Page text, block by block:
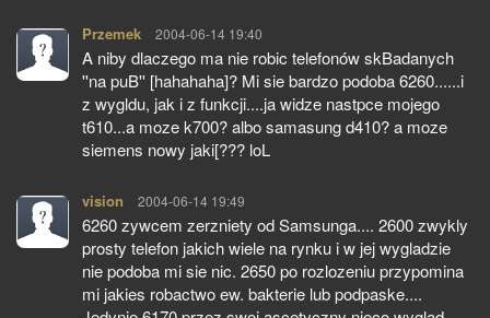
Przemek pisze:
2004-06-14 19:40
A niby dlaczego ma nie robic telefonów skBadanych
''na puB'' [hahahaha]? Mi sie bardzo podoba 6260......i
z wygldu, jak i z funkcji....ja widze nastpce mojego
t610...a moze k700? albo samasung d410? a moze
siemens nowy jaki[??? loL
vision pisze:
2004-06-14 19:49
6260 zywcem zerzniety od Samsunga.... 2600 zwykly
prosty telefon jakich wiele na rynku i w jej wygladzie
nie podoba mi sie nic. 2650 po rozlozeniu przypomina
mi jakies robactwo ew. bakterie lub podpaske....